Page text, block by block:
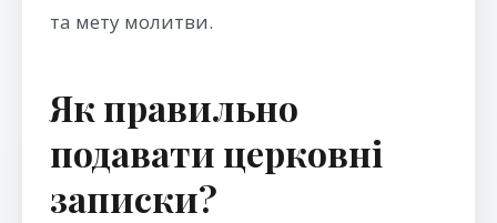
та мету молитви.
Як правильно
подавати церковні
записки?